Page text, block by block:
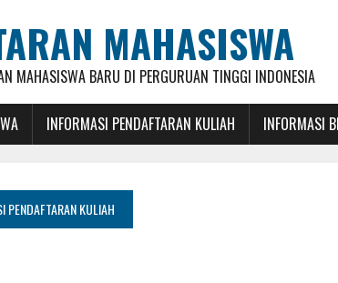
MAHASISWA
MAHASISWA BARU DI PERGURUAN TINGGI INDONESIA
INFORMASI PENDAFTARAN KULIAH INFORMASI
PENDAFTARAN KULIAH